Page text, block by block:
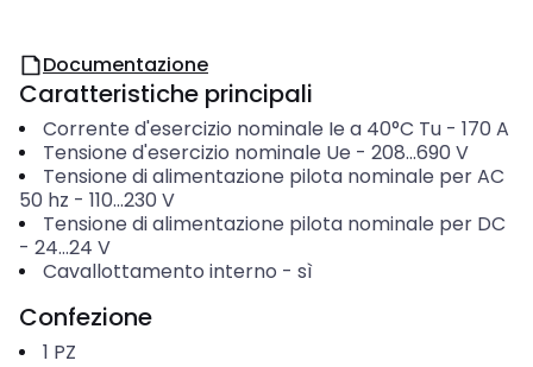
Documentazione
Caratteristiche principali
Corrente d'esercizio nominale Ie a 40°C Tu- 170 A
Tensione d'esercizio nominale Ue - 208...690 V
Tensione di alimentazione pilota nominale per AC
50 hz - 110...230 V
Tensione di alimentazione pilota nominale per DC
- 24...24 V
Cavallottamento interno - sì
Confezione
1 PZ